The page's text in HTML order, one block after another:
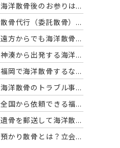
海洋散骨後のお参りは...
散骨代行（委託散骨）...
遠方からでも海洋散骨...
神湊から出発する海洋...
福岡で海洋散骨するな...
海洋散骨のトラブル事...
全国から依頼できる福...
遺骨を郵送して海洋散...
預かり散骨とは？立会...